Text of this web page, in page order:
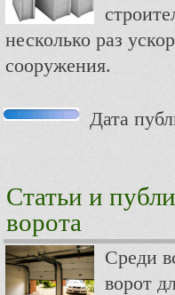
несколько раз
сооружения.
Дата
Статьи и
ворота
Среди
ворот